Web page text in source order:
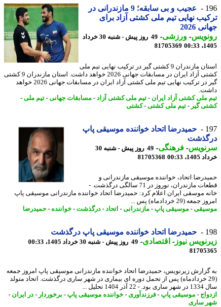
عجیب و بی سابقه؛ 9 مازندرانی در
نهایی تیم ملی کشتی آزاد برای
2026
-ورزشی-
49 روز پیش - شنبه 30 خرداد
81705369
استان مازندران 9 کشتی گیر در ترکیب نهایی تیم ملی
کشتی آزاد ایران در مسابقات جهانی 2026 خواهد داشت. استان مازندران 9 کشتی
گیر در ترکیب نهایی تیم ملی کشتی آزاد ایران در مسابقات جهانی 2026 خواهد
ملی کشتی آزاد ایران - تیم ملی کشتی آزاد- مسابقات جهانی-تیم ملی -
گیر-تیم ملی کشتی-کشتی
حمیدرضا اتحاد خواننده موسیقی پاپ
-فرهنگی-
49 روز پیش - شنبه 30
00:33
81705368
اتحاد، خواننده موسیقی مازندرانی و
قطعات مازندران، نوروز در 71 سالگی درگذشت. -
موسقی ایران اعلام کرد: حمیدرضا اتحاد خواننده مازندرانی موسیقی پاپ
(29 خردادماه) پس ...
-موسیقی پاپ-مازندرانی- اتحاد -درگذشت-خواننده -حمیدرضا
حمیدرضا اتحاد خواننده موسیقی پاپ درگذشت
نیوز-اقتصادی-49 روز پیش - شنبه 30 خرداد 1405، 00:33
زیرنویس، حمیدرضا اتحاد خواننده مازندرانی موسیقی پاپ امروز جمعه
(29 خردادماه) پس از تحمل دوره ای بیماری در شهر ساری درگذشت. اتحاد متولد
1404 تحلیل ...
-موسیقی پاپ-فرزندآوری - خواننده موسیقی پاپ-برخوردار-در ایران -
ساری